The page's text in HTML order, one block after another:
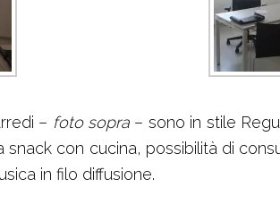
– foto sopra – sono in stile
con cucina, possibilità di
in filo diffusione.